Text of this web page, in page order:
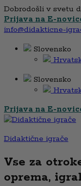
Dobrodošli v svetu
Prijava na E-
info@didakticne-
Slovensko
Slovensko
Prijava na E-
Didaktične igrače
Vse za
oprema,